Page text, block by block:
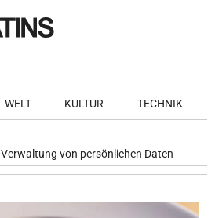
WELT KULTUR TECHNIK
Verwaltung von persönlichen Daten